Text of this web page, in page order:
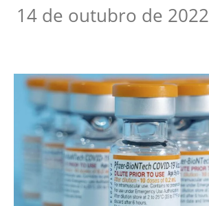
14 de outubro de 2022